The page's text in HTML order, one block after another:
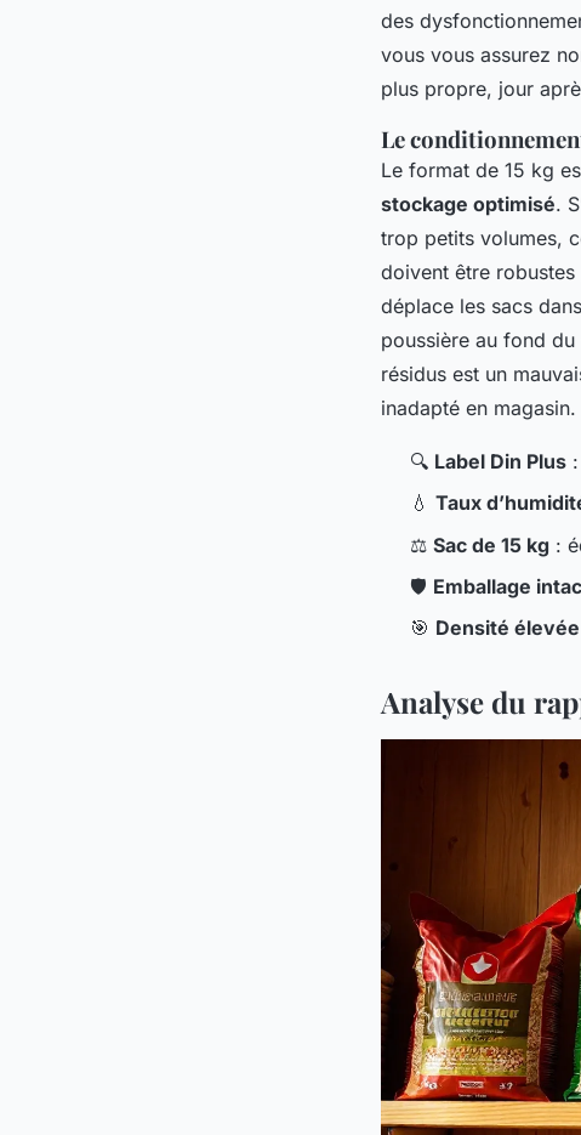
des
vous vous assurez
plus propre, jour
Le
Le format de 15 kg
stockage optimisé.
trop petits volumes,
doivent être
déplace les sacs
poussière au fond
résidus est un
inadapté en magasin.
🔍 Label Din Plus
💧 Taux
⚖️ Sac de 15 kg :
🛡️ Emballage
🎯 Densité élevée
Analyse du